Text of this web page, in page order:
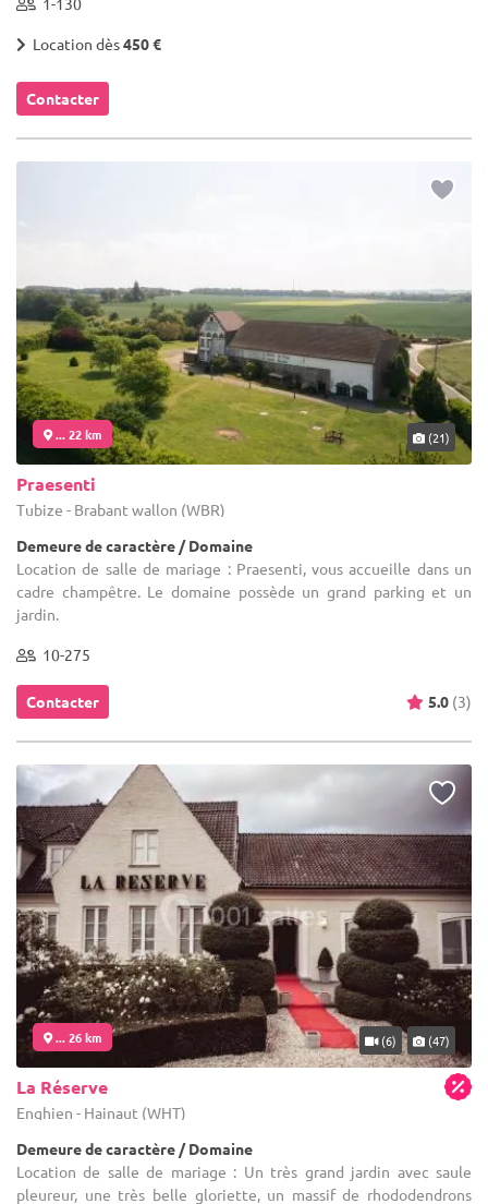
Location dès450 €
Contacter
... 22 km (21)
Praesenti
Tubize - Brabant wallon (WBR)
Demeure de caractère / Domaine
Location de salle de mariage : Praesenti, vous accueille dans un
cadre champêtre. Le domaine possède un grand parking et un
jardin.
10-275
Contacter 5.0 (3)
... 26 km (6) (47)
La Réserve
Enghien - Hainaut (WHT)
Demeure de caractère / Domaine
Location de salle de mariage : Un très grand jardin avec saule
pleureur, une très belle gloriette, un massif de rhododendrons